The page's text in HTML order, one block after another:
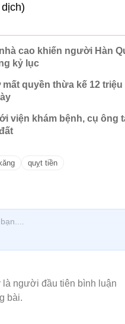
cao khiến người Hàn
kỷ lục
quyền thừa kế 12 triệu
viện khám bệnh, cụ ông
quỵt tiền